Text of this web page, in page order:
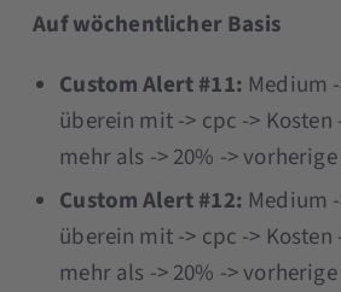
Auf wöchentlicher Basis
Custom Alert #11: Medium
überein mit -> cpc -> Kosten
mehr als -> 20% ->
Custom Alert #12: Medium
überein mit -> cpc -> Kosten
mehr als -> 20% ->